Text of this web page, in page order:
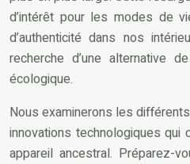
d’intérêt pour les modes de
d’authenticité dans nos
recherche d’une alternative
écologique.
Nous examinerons les
innovations technologiques qui
appareil ancestral. Préparez-